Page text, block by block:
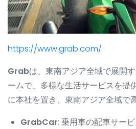
https://www.grab.com/
Grabは、東南アジア全域で展開
ームで、多様な生活サービスを提
に本社を置き、東南アジア全域で
GrabCar: 乗用車の配車サー